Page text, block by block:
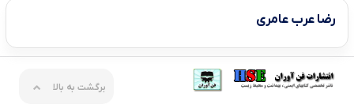
رضا عرب عامری
برگشت به بالا